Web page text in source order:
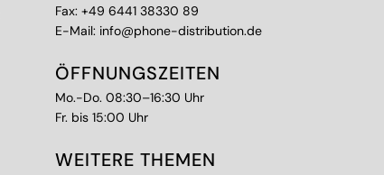
Fax: +49 6441 38330 89
E-Mail: info@phone-distribution.de
ÖFFNUNGSZEITEN
Mo.-Do. 08:30–16:30 Uhr
Fr. bis 15:00 Uhr
WEITERE THEMEN